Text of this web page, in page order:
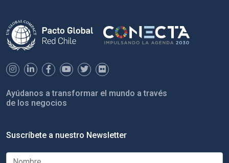
Ayúdanos a transformar el mundo a través
de los negocios
Suscríbete a nuestro Newsletter